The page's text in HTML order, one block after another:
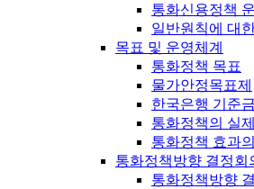
통화신용정책
일반원칙에 대
목표 및 운영체계
통화정책 목표
물가안정목표제
한국은행 기준
통화정책의 실
통화정책 효과
통화정책방향 결정회
통화정책방향